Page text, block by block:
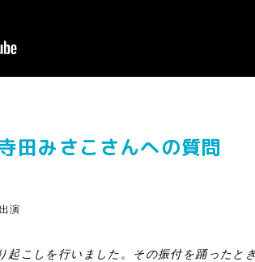
田みさこさんへの質問
演
起こしを行いました。その振付を踊ったと